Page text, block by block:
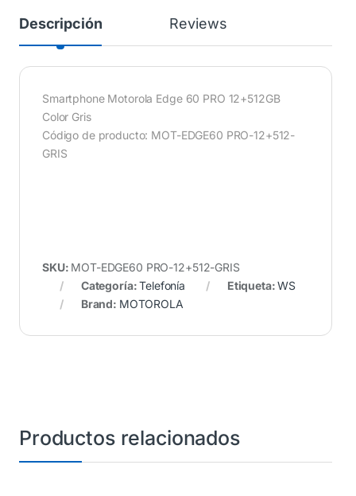
Descripción Reviews
Smartphone Motorola Edge 60 PRO 12+512GB
Color Gris
Código de producto: MOT-EDGE60 PRO-12+512-
GRIS
SKU: MOT-EDGE60 PRO-12+512-GRIS
Categoría:Telefonía Etiqueta:WS
Brand: MOTOROLA
Productos relacionados